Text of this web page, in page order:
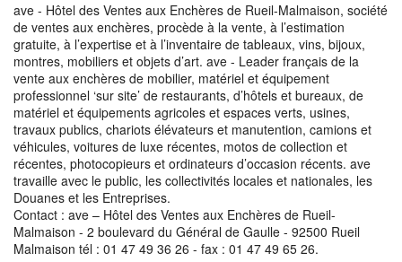
ave - Hôtel des Ventes aux Enchères de Rueil-Malmaison, société
de ventes aux enchères, procède à la vente, à l’estimation
gratuite, à l’expertise et à l’inventaire de tableaux, vins, bijoux,
montres, mobiliers et objets d’art. ave - Leader français de la
vente aux enchères de mobilier, matériel et équipement
professionnel ‘sur site’ de restaurants, d’hôtels et bureaux, de
matériel et équipements agricoles et espaces verts, usines,
travaux publics, chariots élévateurs et manutention, camions et
véhicules, voitures de luxe récentes, motos de collection et
récentes, photocopieurs et ordinateurs d’occasion récents. ave
travaille avec le public, les collectivités locales et nationales, les
Douanes et les Entreprises.
Contact : ave – Hôtel des Ventes aux Enchères de Rueil-
Malmaison - 2 boulevard du Général de Gaulle - 92500 Rueil
Malmaison tél : 01 47 49 36 26 - fax : 01 47 49 65 26.